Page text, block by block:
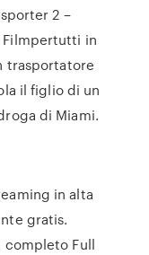
2 –
Filmpertutti in
trasportatore
il figlio di un
di Miami.
in alta
gratis.
completo Full